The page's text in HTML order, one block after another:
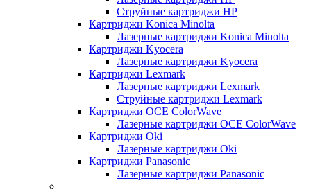
Струйные картриджи HP
Картриджи Konica Minolta
Лазерные картриджи Konica Minolta
Картриджи Kyocera
Лазерные картриджи Kyocera
Картриджи Lexmark
Лазерные картриджи Lexmark
Струйные картриджи Lexmark
Картриджи OCE ColorWave
Лазерные картриджи OCE ColorWave
Картриджи Oki
Лазерные картриджи Oki
Картриджи Panasonic
Лазерные картриджи Panasonic